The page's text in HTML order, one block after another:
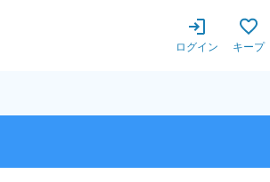
ログイン キープ